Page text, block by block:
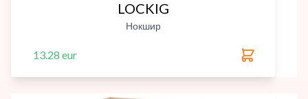
LOCKIG
Нокшир
13.28 eur